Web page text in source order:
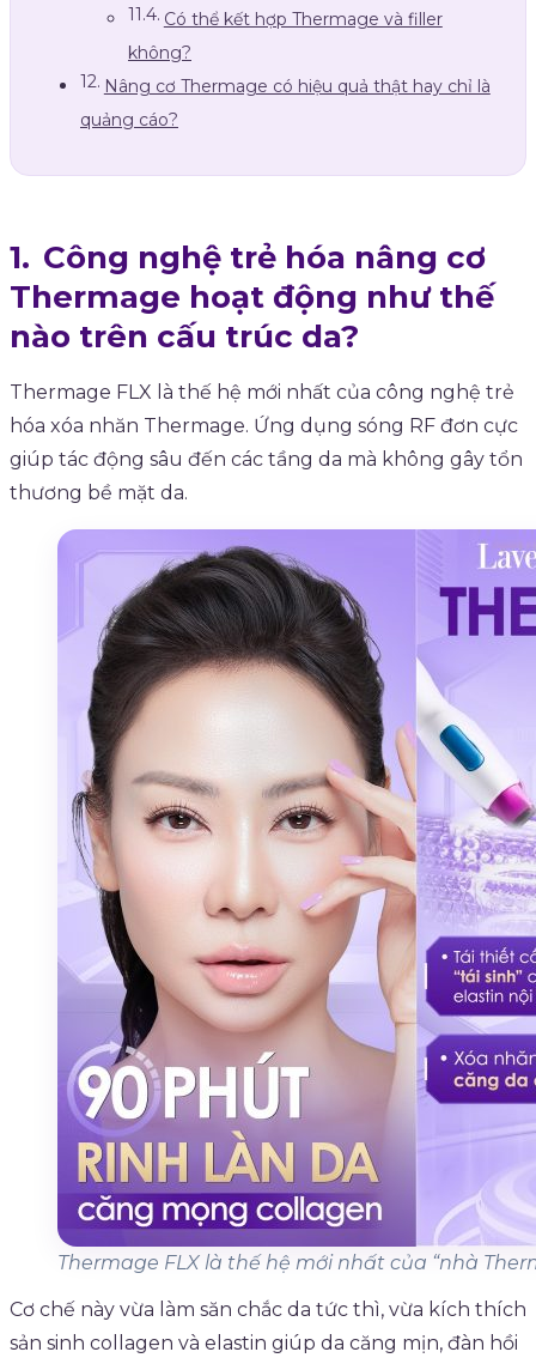
Có thể kết hợp Thermage và filler
không?
Nâng cơ Thermage có hiệu quả thật hay chỉ là
quảng cáo?
Công nghệ trẻ hóa nâng cơ
Thermage hoạt động như thế
nào trên cấu trúc da?
Thermage FLX là thế hệ mới nhất của công nghệ trẻ
hóa xóa nhăn Thermage. Ứng dụng sóng RF đơn cực
giúp tác động sâu đến các tầng da mà không gây tổn
thương bề mặt da.
Thermage FLX là thế hệ mới nhất của “nhà
Cơ chế này vừa làm săn chắc da tức thì, vừa kích thích
sản sinh collagen và elastin giúp da căng mịn, đàn hồi